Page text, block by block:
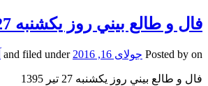
فال و طالع بيني روز یکشنبه 27 تير 1395
Posted by on جولای 16, 2016 and filed under
فال و طالع بيني روز یکشنبه 27 تير 1395